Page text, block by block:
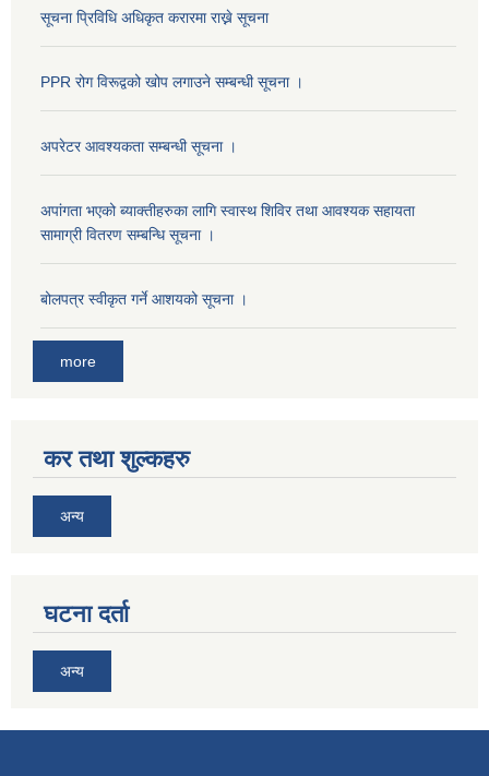
सूचना प्रिविधि अधिकृत करारमा राख्ने सूचना
PPR रोग विरूद्वको खोप लगाउने सम्बन्धी सूचना ।
अपरेटर आवश्यकता सम्बन्धी सूचना ।
अपांगता भएको ब्याक्तीहरुका लागि स्वास्थ शिविर तथा आवश्यक सहायता
सामाग्री वितरण सम्बन्धि सूचना ।
बोलपत्र स्वीकृत गर्ने आशयको सूचना ।
more
कर तथा शुल्कहरु
अन्य
घटना दर्ता
अन्य